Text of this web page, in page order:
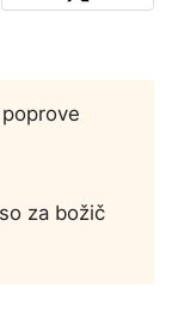
za božič